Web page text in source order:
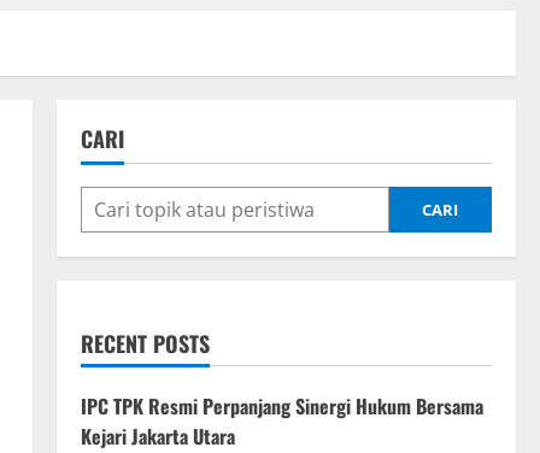
CARI
CARI
RECENT POSTS
IPC TPK Resmi Perpanjang Sinergi Hukum Bersama
Kejari Jakarta Utara